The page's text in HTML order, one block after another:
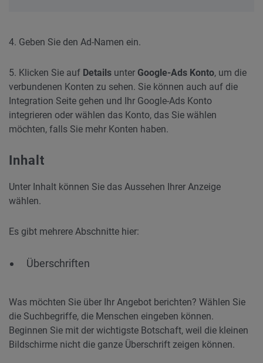
4. Geben Sie den Ad-Namen ein.
5. Klicken Sie auf Details unter Google-Ads Konto, um die
verbundenen Konten zu sehen. Sie können auch auf die
Integration Seite gehen und Ihr Google-Ads Konto
integrieren oder wählen das Konto, das Sie wählen
möchten, falls Sie mehr Konten haben.
Inhalt
Unter Inhalt können Sie das Aussehen Ihrer Anzeige
wählen.
Es gibt mehrere Abschnitte hier:
Überschriften
Was möchten Sie über Ihr Angebot berichten? Wählen Sie
die Suchbegriffe, die Menschen eingeben können.
Beginnen Sie mit der wichtigste Botschaft, weil die kleinen
Bildschirme nicht die ganze Überschrift zeigen können.